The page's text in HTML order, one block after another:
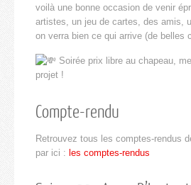
voilà une bonne occasion de venir
artistes, un jeu de cartes, des amis,
on verra bien ce qui arrive (de belles
Soirée prix libre au chapeau,
projet !
Compte-rendu
Retrouvez tous les comptes-rendus
par ici : les comptes-rendus